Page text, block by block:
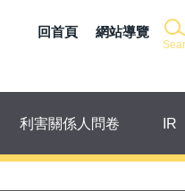
回首頁 網站導覽
利害關係人問卷 IR